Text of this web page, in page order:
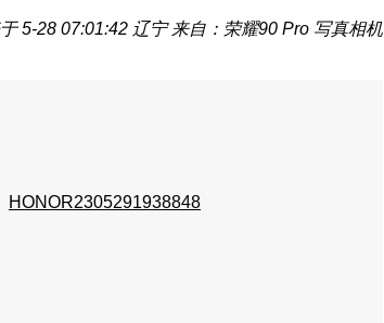
5-28 07:01:42 辽宁 来自：荣耀90 Pro 写真相机
HONOR2305291938848